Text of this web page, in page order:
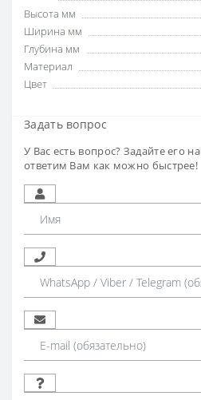
Высота мм
Ширина мм
Глубина мм
Материал
Цвет
Задать вопрос
У Вас есть вопрос? Задайте его
ответим Вам как можно быстрее!